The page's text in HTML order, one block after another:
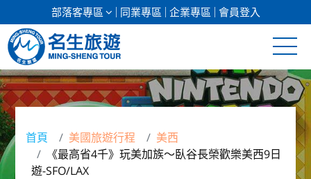
部落客專區 同業專區 企業專區 會員登入
清倉促銷
日本專館
郵輪假期
首頁 美國旅遊行程
美西
《最高省4千》玩美加族～臥谷長榮歡樂美西9日
遊-SFO/LAX